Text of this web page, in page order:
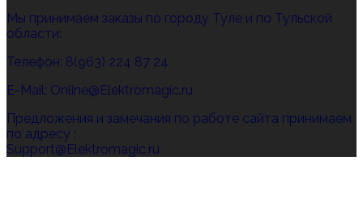
Мы принимаем заказы по городу Туле и по Тульской
области:
Телефон: 8(963) 224 87 24
E-Mail: Online@Elektromagic.ru
Предложения и замечания по работе сайта принимаем
по адресу :
Support@Elektromagic.ru